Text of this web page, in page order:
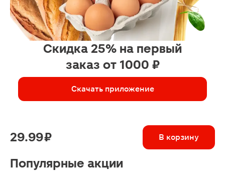
Скидка 25% на первый
заказ от 1000 ₽
Скачать приложение
29.99 ₽ В корзину
Популярные акции